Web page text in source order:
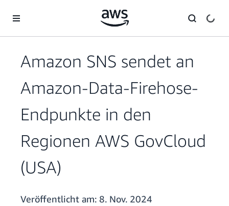
Überspringen zum Hauptinhalt
Amazon SNS sendet an
Amazon-Data-Firehose-
Endpunkte in den
Regionen AWS GovCloud
(USA)
Veröffentlicht am: 8. Nov. 2024